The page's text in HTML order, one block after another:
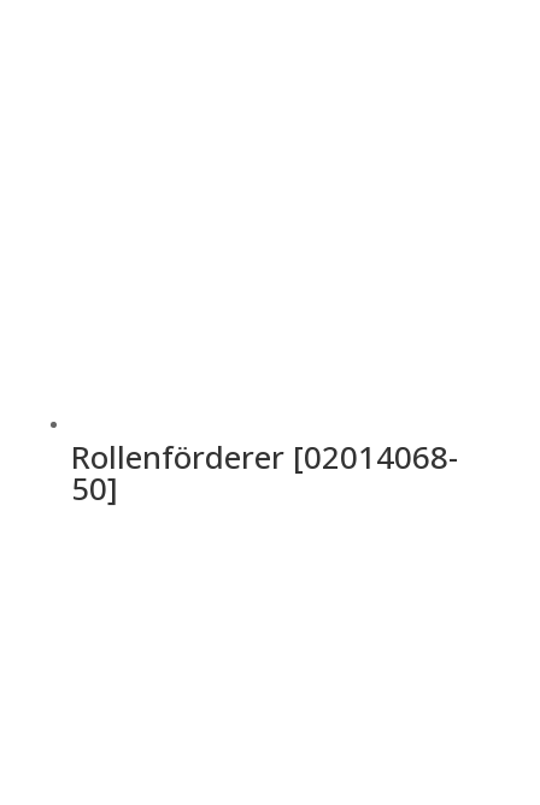
Rollenförderer [02014068-
50]